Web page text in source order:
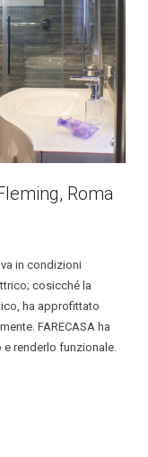
Roma
in condizioni
cosicché la
ha approfittato
FARECASA ha
renderlo funzionale.